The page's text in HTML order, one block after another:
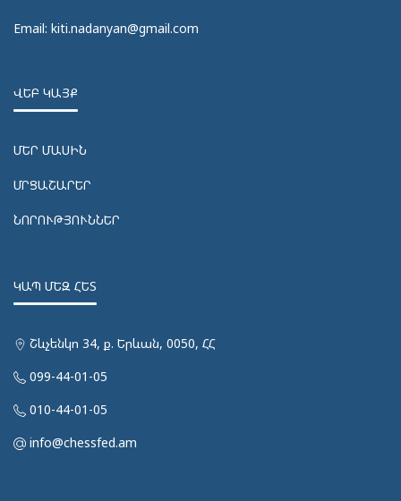
Email: kiti.nadanyan@gmail.com
ՎԵԲ ԿԱՅՔ
ՄԵՐ ՄԱՍԻՆ
ՄՐՑԱՇԱՐԵՐ
ՆՈՐՈՒԹՅՈՒՆՆԵՐ
ԿԱՊ ՄԵԶ ՀԵՏ
Շևչենկո 34, ք. Երևան, 0050, ՀՀ
099-44-01-05
010-44-01-05
info@chessfed.am